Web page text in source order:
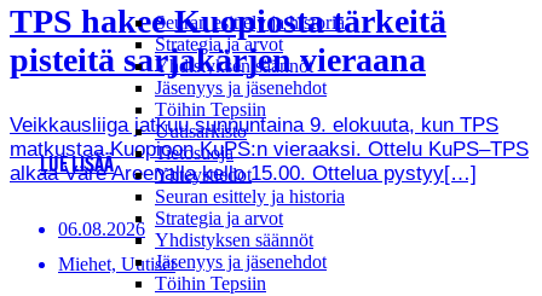
Seuran esittely ja historia
Strategia ja arvot
Yhdistyksen säännöt
Jäsenyys ja jäsenehdot
Töihin Tepsiin
Uutisarkisto
Tietosuoja
Yhteystiedot
Seuran esittely ja historia
Strategia ja arvot
Yhdistyksen säännöt
Jäsenyys ja jäsenehdot
Töihin Tepsiin
TPS hakee Kuopiosta tärkeitä
pisteitä sarjakärjen vieraana
Veikkausliiga jatkuu sunnuntaina 9. elokuuta, kun TPS
matkustaa Kuopioon KuPS:n vieraaksi. Ottelu KuPS–TPS
alkaa Väre Areenalla kello 15.00. Ottelua pystyy[…]
LUE LISÄÄ
06.08.2026
Miehet, Uutiset